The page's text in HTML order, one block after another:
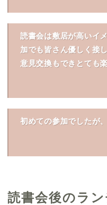
読書会は敷居が高いイ
加でも皆さん優しく接
意見交換もできとても
初めての参加でしたが
読書会後のラン